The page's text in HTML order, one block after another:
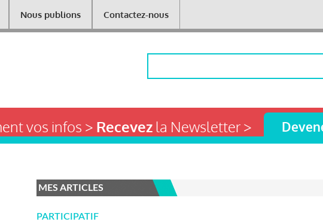
Nous publions Contactez-nous
vos infos > Recevezla Newsletter >
MES ARTICLES
PARTICIPATIF